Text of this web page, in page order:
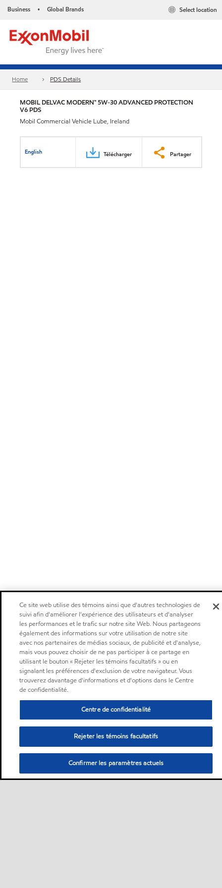
Business • Global Brands Select location
Home PDS Details
MOBIL DELVAC MODERN™ 5W-30 ADVANCED PROTECTION
V6 PDS
Mobil Commercial Vehicle Lube, Ireland
English Télécharger Partager
Ce site web utilise des témoins ainsi que d'autres technologies de
suivi afin d'améliorer l'expérience des utilisateurs et d'analyser
les performances et le trafic sur notre site Web. Nous partageons
également des informations sur votre utilisation de notre site
avec nos partenaires de médias sociaux, de publicité et d'analyse,
mais vous pouvez choisir de ne pas participer à ce partage en
utilisant le bouton « Rejeter les témoins facultatifs » ou en
signalant les préférences d'exclusion de votre navigateur. Vous
trouverez davantage d'informations et d'options dans le Centre
de confidentialité.
Centre de confidentialité
Rejeter les témoins facultatifs
Confirmer les paramètres actuels